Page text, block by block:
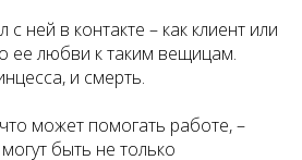
с ней в контакте – как клиент или
ее любви к таким вещицам.
и смерть.
может помогать работе, –
быть не только